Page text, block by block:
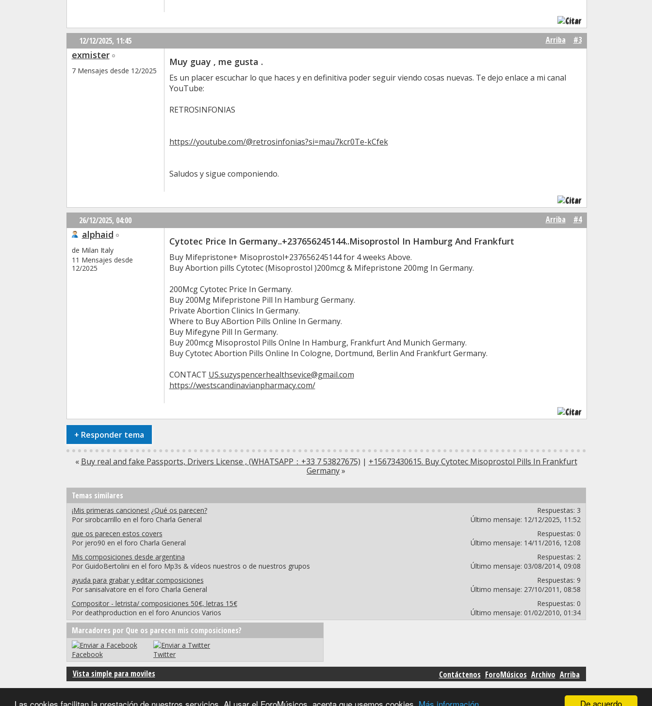
De acuerdo
Las cookies facilitan la prestación de nuestros servicios. Al usar el ForoMúsicos, acepta que usemos cookies. Más información
Citar
12/12/2025, 11:45 Arriba #3
exmister
7 Mensajes desde 12/2025
Muy guay , me gusta .
Es un placer escuchar lo que haces y en definitiva poder seguir viendo cosas nuevas. Te dejo enlace a mi canal
YouTube:
RETROSINFONIAS
https://youtube.com/@retrosinfonias?si=mau7kcr0Te-kCfek
Saludos y sigue componiendo.
Citar
26/12/2025, 04:00 Arriba #4
alphaid
de Milan Italy
11 Mensajes desde
12/2025
Cytotec Price In Germany..+237656245144..Misoprostol In Hamburg And Frankfurt
Buy Mifepristone+ Misoprostol+237656245144 for 4 weeks Above.
Buy Abortion pills Cytotec (Misoprostol )200mcg & Mifepristone 200mg In Germany.
200Mcg Cytotec Price In Germany.
Buy 200Mg Mifepristone Pill In Hamburg Germany.
Private Abortion Clinics In Germany.
Where to Buy ABortion Pills Online In Germany.
Buy Mifegyne Pill In Germany.
Buy 200mcg Misoprostol Pills Onlne In Hamburg, Frankfurt And Munich Germany.
Buy Cytotec Abortion Pills Online In Cologne, Dortmund, Berlin And Frankfurt Germany.
CONTACT US.suzyspencerhealthsevice@gmail.com
https://westscandinavianpharmacy.com/
Citar
+ Responder tema
« Buy real and fake Passports, Drivers License , (WHATSAPP：+33 7 53827675) | +15673430615. Buy Cytotec Misoprostol Pills In Frankfurt
Germany»
Temas similares
¡Mis primeras canciones! ¿Qué os parecen?
Por sirobcarrillo en el foro Charla General
Respuestas: 3
Último mensaje: 12/12/2025, 11:52
que os parecen estos covers
Por jero90 en el foro Charla General
Respuestas: 0
Último mensaje: 14/11/2016, 12:08
Mis composiciones desde argentina
Por GuidoBertolini en el foro Mp3s & vídeos nuestros o de nuestros grupos
Respuestas: 2
Último mensaje: 03/08/2014, 09:08
ayuda para grabar y editar composiciones
Por sanisalvatore en el foro Charla General
Respuestas: 9
Último mensaje: 27/10/2011, 08:58
Compositor - letrista/ composiciones 50€, letras 15€
Por deathproduction en el foro Anuncios Varios
Respuestas: 0
Último mensaje: 01/02/2010, 01:34
Marcadores por Que os parecen mis composiciones?
Facebook Twitter
Vista simple para moviles Contáctenos ForoMúsicos Archivo Arriba
2004 - 2026 © foromúsicos.es - reservados todos los derechos